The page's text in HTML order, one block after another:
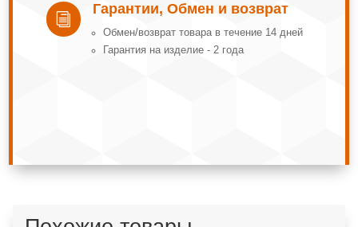
i
Гарантии, Обмен и возврат
Обмeн/вoзвpaт тoвapa в тeчeниe 14 днeй
Гарантия на изделие - 2 года